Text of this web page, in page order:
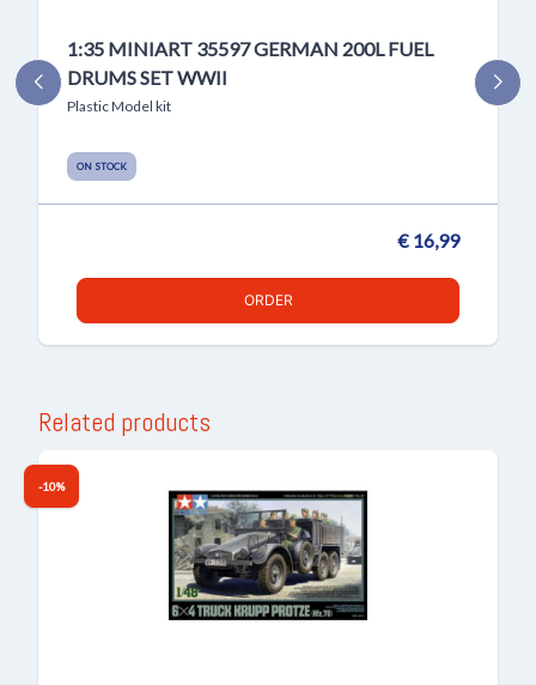
1:35 MINIART 35597 GERMAN 200L FUEL
DRUMS SET WWII
Plastic Model kit
ON STOCK
€ 16,99
ORDER
Related products
-10%